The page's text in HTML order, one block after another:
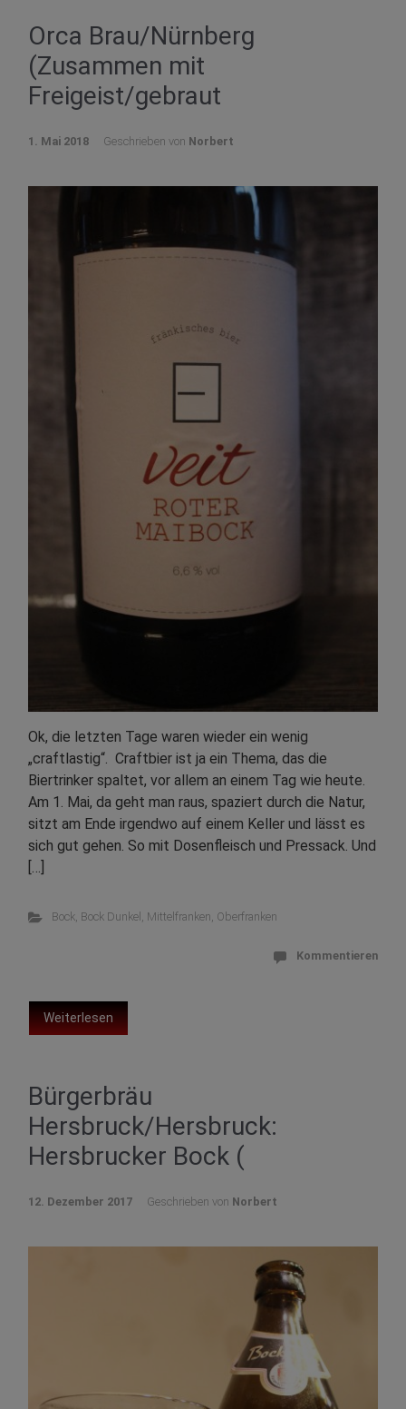
Orca Brau/Nürnberg
(Zusammen mit
Freigeist/gebraut
1. Mai 2018 Geschrieben von Norbert
Ok, die letzten Tage waren wieder ein wenig
„craftlastig“. Craftbier ist ja ein Thema, das die
Biertrinker spaltet, vor allem an einem Tag wie heute.
Am 1. Mai, da geht man raus, spaziert durch die Natur,
sitzt am Ende irgendwo auf einem Keller und lässt es
sich gut gehen. So mit Dosenfleisch und Pressack. Und
[…]
Bock, Bock Dunkel , Mittelfranken, Oberfranken
Kommentieren
Weiterlesen
Bürgerbräu
Hersbruck/Hersbruck:
Hersbrucker Bock (
12. Dezember 2017 Geschrieben von Norbert